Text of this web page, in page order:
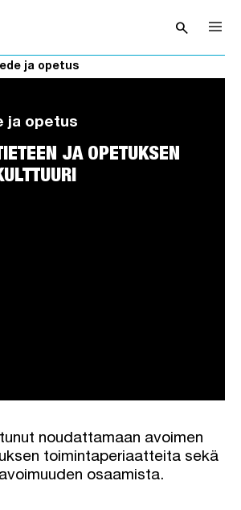
searchAvaa haku
ja opetus
ja opetus
JA OPETUKSEN
noudattamaan avoimen
toimintaperiaatteita sekä
osaamista.